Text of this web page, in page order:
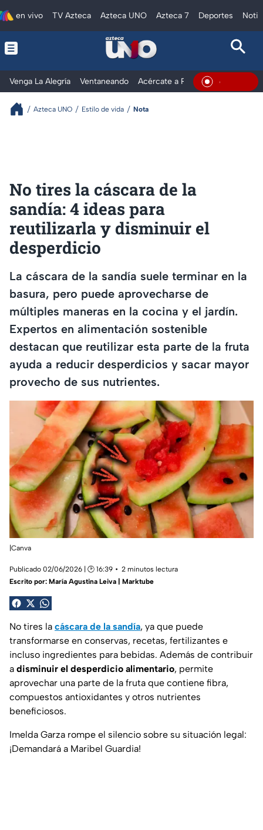
en vivo TV Azteca Azteca UNO Azteca 7 Deportes
Venga La Alegría Ventaneando Acércate a Rocío Al ExtremoEn Vivo
Azteca UNO Estilo de vida Nota
No tires la cáscara de la
sandía: 4 ideas para
reutilizarla y disminuir el
desperdicio
La cáscara de la sandía suele terminar en la
basura, pero puede aprovecharse de
múltiples maneras en la cocina y el jardín.
Expertos en alimentación sostenible
destacan que reutilizar esta parte de la fruta
ayuda a reducir desperdicios y sacar mayor
provecho de sus nutrientes.
|Canva
Publicado 02/06/2026 | 🕑 16:39
2 minutos lectura
Escrito por: María Agustina Leiva | Marktube
No tires la cáscara de la sandía, ya que puede
transformarse en conservas, recetas, fertilizantes e
incluso ingredientes para bebidas. Además de contribuir
a disminuir el desperdicio alimentario, permite
aprovechar una parte de la fruta que contiene fibra,
compuestos antioxidantes y otros nutrientes
beneficiosos.
Imelda Garza rompe el silencio sobre su situación legal:
¡Demandará a Maribel Guardia!